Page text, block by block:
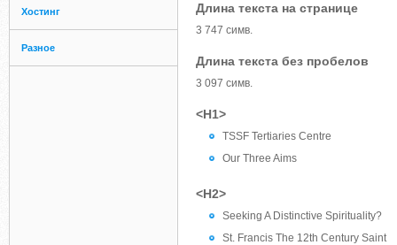
Хостинг
Разное
Длина текста на странице
3 747 симв.
Длина текста без пробелов
3 097 симв.
<H1>
TSSF Tertiaries Centre
Our Three Aims
<H2>
Seeking A Distinctive Spirituality?
St. Francis The 12th Century Saint